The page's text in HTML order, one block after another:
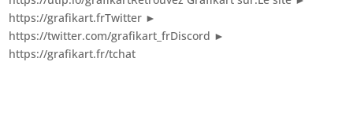
https://grafikart.frTwitter ►
https://twitter.com/grafikart_frDiscord ►
https://grafikart.fr/tchat